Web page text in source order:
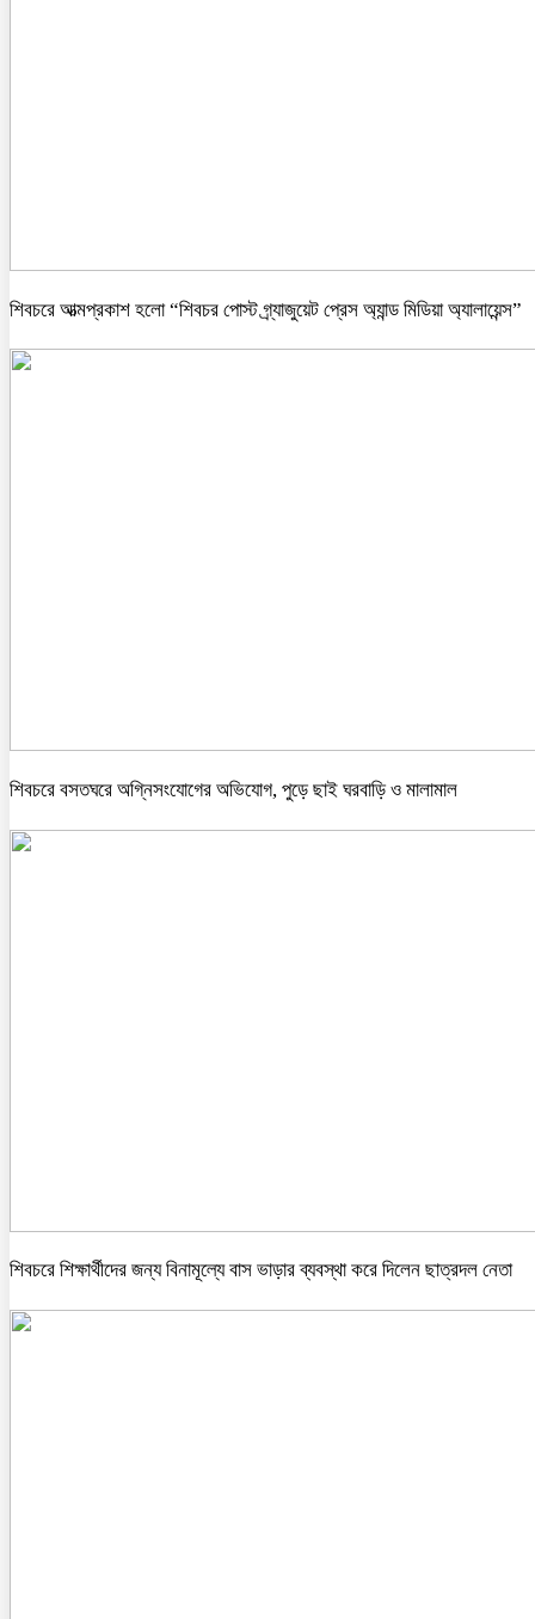
শিবচরে আত্মপ্রকাশ হলো “শিবচর পোস্ট গ্র্যাজুয়েট প্রেস অ্যান্ড মিডিয়া অ্যালায়েন্স”
শিবচরে বসতঘরে অগ্নিসংযোগের অভিযোগ, পুড়ে ছাই ঘরবাড়ি ও মালামাল
শিবচরে শিক্ষার্থীদের জন্য বিনামূল্যে বাস ভাড়ার ব্যবস্থা করে দিলেন ছাত্রদল নেতা